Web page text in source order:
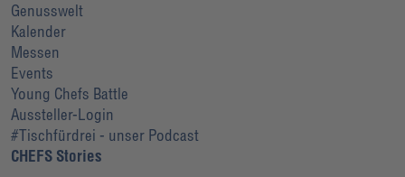
Genusswelt
Kalender
Messen
Events
Young Chefs Battle
Aussteller-Login
#Tischfürdrei - unser Podcast
CHEFS Stories